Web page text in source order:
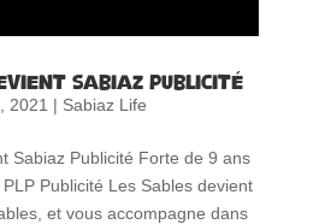
Sabiaz Publicité
2021 | Sabiaz Life
Sabiaz Publicité Forte de 9 ans
PLP Publicité Les Sables devient
et vous accompagne dans